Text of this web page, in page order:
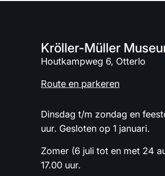
Kröller-Müller
Houtkampweg 6, Otterlo
Route en parkeren
Dinsdag t/m zondag en
uur. Gesloten op 1 januari.
Zomer (6 juli tot en met 24
17.00 uur.